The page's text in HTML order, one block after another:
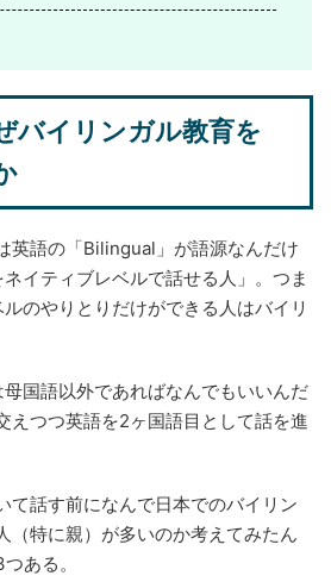
バイリンガル教育を
英語の「Bilingual」が語源なんだけ
イティブレベルで話せる人」。つま
のやりとりだけができる人はバイリ
国語以外であればなんでもいいんだ
えつつ英語を2ヶ国語目として話を進
て話す前になんで日本でのバイリン
（特に親）が多いのか考えてみたん
ある。